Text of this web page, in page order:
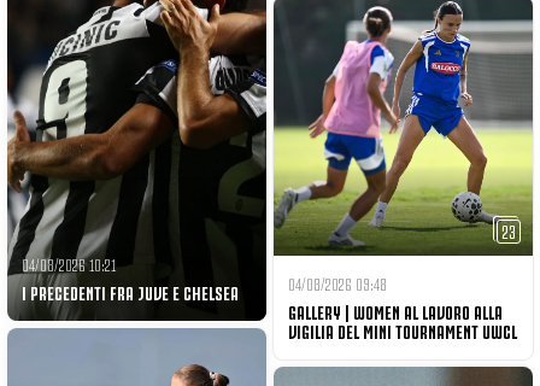
04/08/2026 10:21
I PRECEDENTI FRA JUVE E CHELSEA
23
04/08/2026 09:48
GALLERY | WOMEN AL LAVORO ALLA
VIGILIA DEL MINI TOURNAMENT UWCL